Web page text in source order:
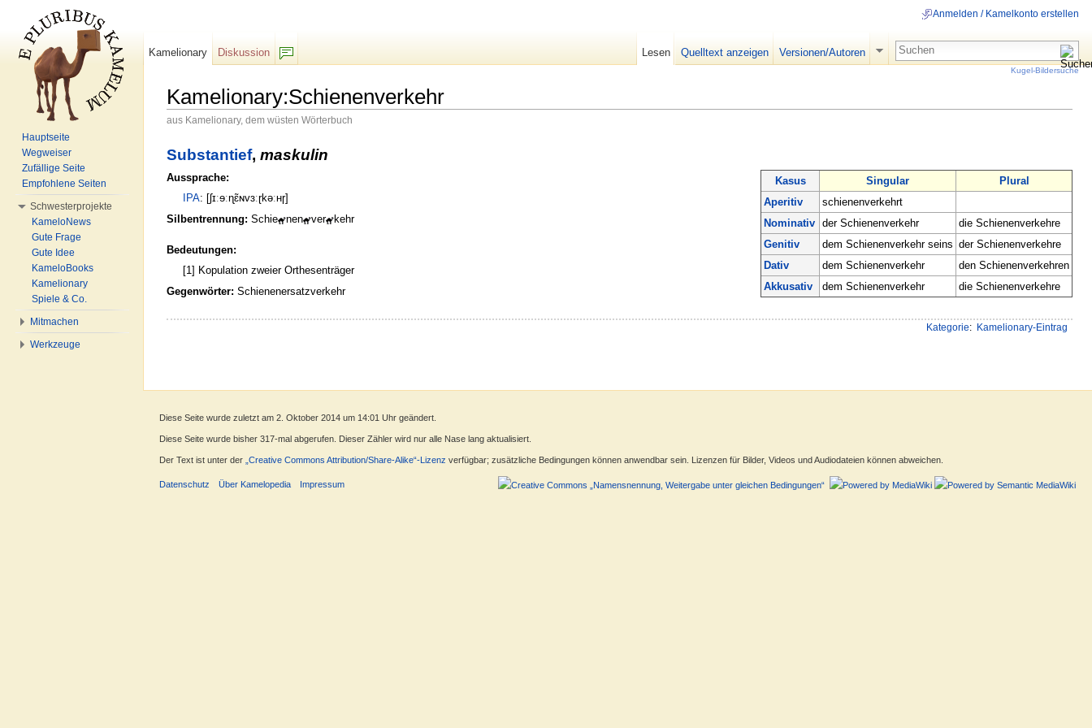
Kamelionary:Schienenverkehr
aus Kamelionary, dem wüsten Wörterbuch
Substantief, maskulin
Kasus Singular
Plural
Aperitiv
schienenverkehrt
Nominativ der Schienenverkehr
die Schienenverkehre
Genitiv
dem Schienenverkehr seins der Schienenverkehre
Dativ
dem Schienenverkehr
den Schienenverkehren
Akkusativ
dem Schienenverkehr die Schienenverkehre
Aussprache:
IPA: [ʃɪːɘːɳɛ̃ɴvɜːɽkəːʜɼ]
Silbentrennung: Schie nen ver kehr
Bedeutungen:
[1] Kopulation zweier Orthesenträger
Gegenwörter: Schienenersatzverkehr
Kategorie: Kamelionary-Eintrag
Anmelden / Kamelkonto erstellen
Kamelionary
Diskussion
Lesen Quelltext anzeigen Versionen/Autoren
Kugel-Bildersuche
Hauptseite
Wegweiser
Zufällige Seite
Empfohlene Seiten
Schwesterprojekte
KameloNews
Gute Frage
Gute Idee
KameloBooks
Kamelionary
Spiele & Co.
Mitmachen
Werkzeuge
Diese Seite wurde zuletzt am 2. Oktober 2014 um 14:01 Uhr geändert.
Diese Seite wurde bisher 317-mal abgerufen. Dieser Zähler wird nur alle Nase lang aktualisiert.
Der Text ist unter der „Creative Commons Attribution/Share-Alike“-Lizenz verfügbar; zusätzliche Bedingungen können anwendbar sein. Lizenzen für Bilder, Videos und Audiodateien können abweichen.
Datenschutz Über Kamelopedia Impressum